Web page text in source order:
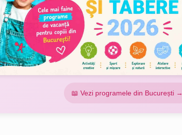
📖 Vezi programele din București →